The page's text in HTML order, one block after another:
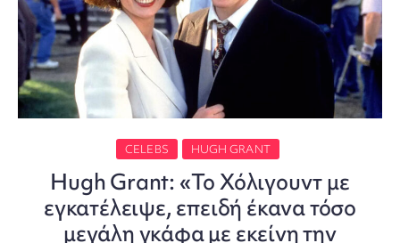
CELEBS HUGH GRANT
Hugh Grant: «Το Χόλιγουντ με
εγκατέλειψε, επειδή έκανα τόσο
μεγάλη γκάφα με εκείνη την